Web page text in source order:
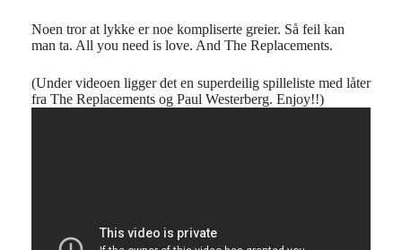
Noen tror at lykke er noe kompliserte greier. Så feil kan
man ta. All you need is love. And The Replacements.
(Under videoen ligger det en superdeilig spilleliste med låter
fra The Replacements og Paul Westerberg. Enjoy!!)